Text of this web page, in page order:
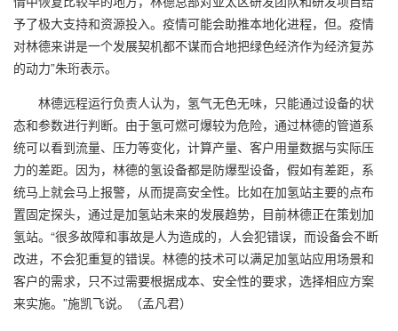
予了极大支持和资源投入。疫情可能会助推本地化进程，但。疫情
对林德来讲是一个发展契机都不谋而合地把绿色经济作为经济复苏
的动力”朱珩表示。
林德远程运行负责人认为，氢气无色无味，只能通过设备的状
态和参数进行判断。由于氢可燃可爆较为危险，通过林德的管道系
统可以看到流量、压力等变化，计算产量、客户用量数据与实际压
力的差距。因为，林德的氢设备都是防爆型设备，假如有差距，系
统马上就会马上报警，从而提高安全性。比如在加氢站主要的点布
置固定探头，通过是加氢站未来的发展趋势，目前林德正在策划加
氢站。“很多故障和事故是人为造成的，人会犯错误，而设备会不断
改进，不会犯重复的错误。林德的技术可以满足加氢站应用场景和
客户的需求，只不过需要根据成本、安全性的要求，选择相应方案
来实施。”施凯飞说。（孟凡君）